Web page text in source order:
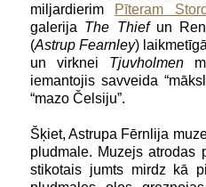
miljardierim Pīteram
galerija The Thiefun
(Astrup Fearnley)
un virknei Tjuvholmen
iemantojis savveida
“mazo Čelsiju”.
Šķiet, Astrupa Fērnlija
pludmale. Muzejs atrodas
stikotais jumts mirdz kā